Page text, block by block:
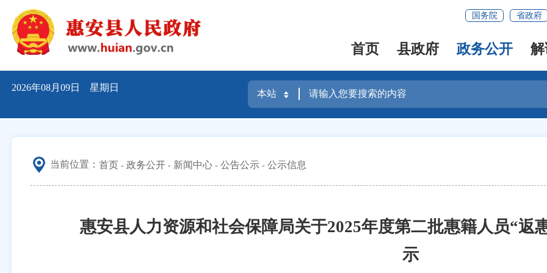
国务院 省政府
首页 县政府 政务公开
2026年08月09日 星期日
当前位置： 首页 政务公开 新闻中心 公告公示 公示信息
惠安县人力资源和社会保障局关于2025年度第二批惠籍人员“返
示